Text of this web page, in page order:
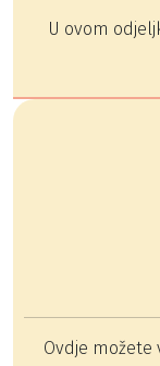
U ovom
Ovdje možete